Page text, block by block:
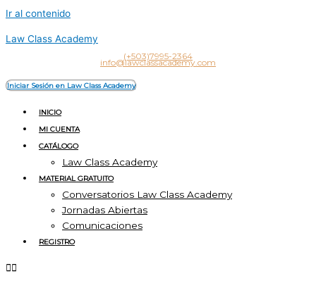
Ir al contenido
Law Class Academy
(+503)7995-2364
info@lawclassacademy.com
Iniciar Sesión en Law Class Academy
INICIO
MI CUENTA
CATÁLOGO
Law Class Academy
MATERIAL GRATUITO
Conversatorios Law Class Academy
Jornadas Abiertas
Comunicaciones
REGISTRO